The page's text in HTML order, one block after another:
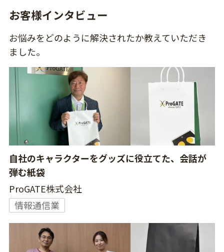
お客様インタビュー
お悩みをどのように解決されたか教えていただき
ました。
自社のキャラクターをグッズに役立てた、会話が
弾む紙袋
ProGATE株式会社
情報通信業